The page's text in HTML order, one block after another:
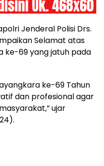
Jenderal Polisi Drs.
Selamat atas
ke-69 yang jatuh pada
ke-69 Tahun
dan profesional agar
ujar